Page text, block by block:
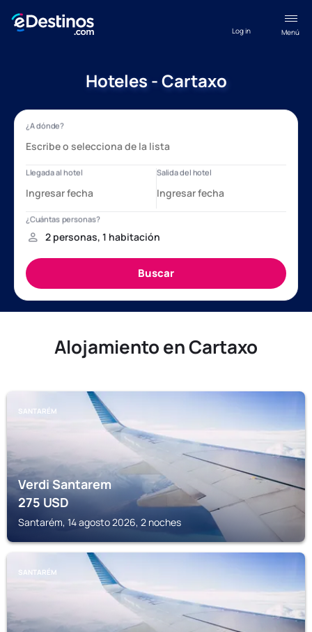
Menú
Log in
Hoteles - Cartaxo
Alojamiento en Cartaxo
SANTARÉM
Verdi Santarem
275USD
Santarém, 14 agosto 2026, 2 noches
SANTARÉM